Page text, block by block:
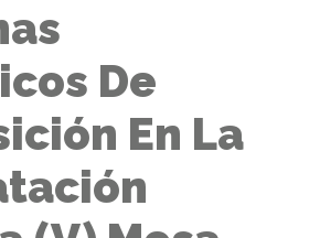
De
En La